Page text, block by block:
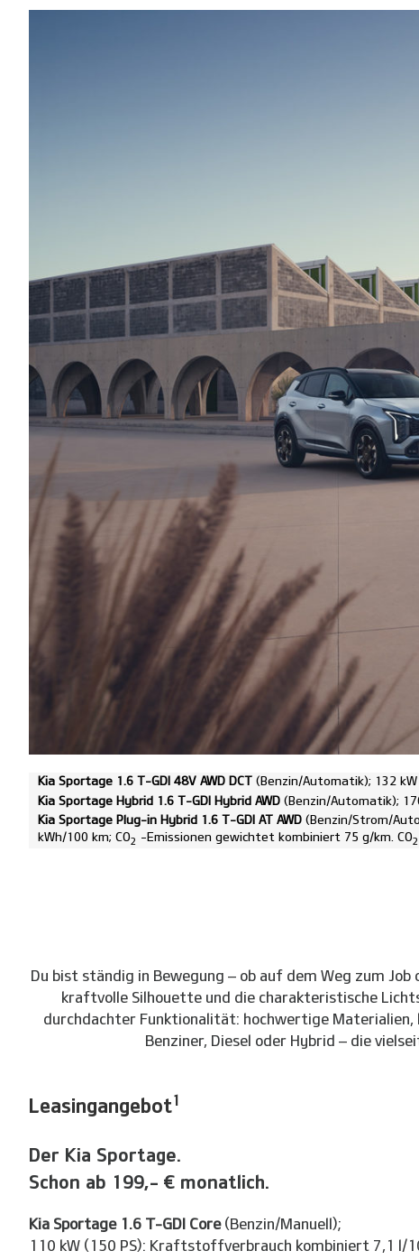
Kia Sportage 1.6 T-GDI 48V AWD DCT (Benzin/Automatik); 132
Kia Sportage Hybrid 1.6 T-GDI Hybrid AWD (Benzin/Automatik);
Kia Sportage Plug-in Hybrid 1.6 T-GDI AT AWD (Benzin/Strom/
kWh/100 km; CO2 -Emissionen gewichtet kombiniert 75 g/km. CO2
Du bist ständig in Bewegung – ob auf dem Weg zum
kraftvolle Silhouette und die charakteristische
durchdachter Funktionalität: hochwertige Materialien,
Benziner, Diesel oder Hybrid – die
Leasingangebot1
Der Kia Sportage.
Schon ab 199,- € monatlich.
Kia Sportage 1.6 T-GDI Core (Benzin/Manuell);
110 kW (150 PS): Kraftstoffverbrauch kombiniert 7,1 l/